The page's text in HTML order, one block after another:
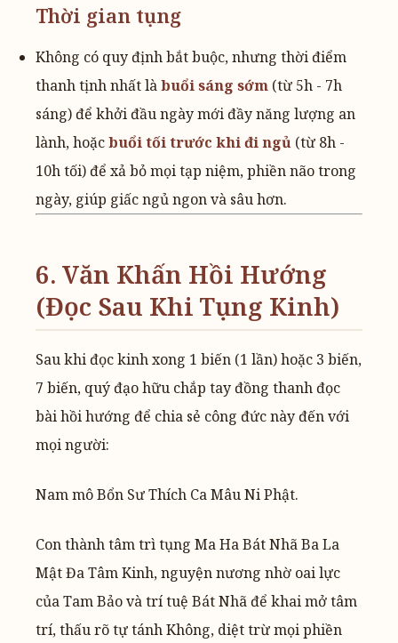
Thời gian tụng
Không có quy định bắt buộc, nhưng thời điểm
thanh tịnh nhất làbuổi sáng sớm (từ 5h - 7h
sáng) để khởi đầu ngày mới đầy năng lượng an
lành, hoặcbuổi tối trước khi đi ngủ (từ 8h -
10h tối) để xả bỏ mọi tạp niệm, phiền não trong
ngày, giúp giấc ngủ ngon và sâu hơn.
6. Văn Khấn Hồi Hướng
(Đọc Sau Khi Tụng Kinh)
Sau khi đọc kinh xong 1 biến (1 lần) hoặc 3 biến,
7 biến, quý đạo hữu chắp tay đồng thanh đọc
bài hồi hướng để chia sẻ công đức này đến với
mọi người:
Nam mô Bổn Sư Thích Ca Mâu Ni Phật.
Con thành tâm trì tụng Ma Ha Bát Nhã Ba La
Mật Đa Tâm Kinh, nguyện nương nhờ oai lực
của Tam Bảo và trí tuệ Bát Nhã để khai mở tâm
trí, thấu rõ tự tánh Không, diệt trừ mọi phiền